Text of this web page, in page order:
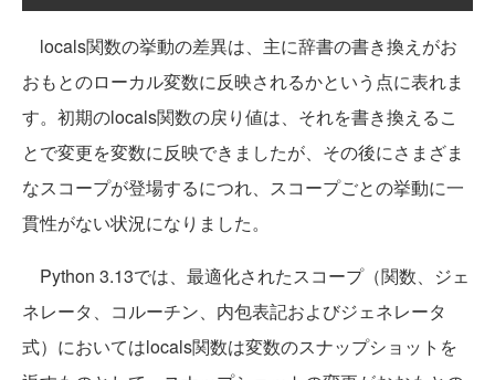
locals関数の挙動の差異は、主に辞書の書き換えがお
おもとのローカル変数に反映されるかという点に表れま
す。初期のlocals関数の戻り値は、それを書き換えるこ
とで変更を変数に反映できましたが、その後にさまざま
なスコープが登場するにつれ、スコープごとの挙動に一
貫性がない状況になりました。
Python 3.13では、最適化されたスコープ（関数、ジェ
ネレータ、コルーチン、内包表記およびジェネレータ
式）においてはlocals関数は変数のスナップショットを